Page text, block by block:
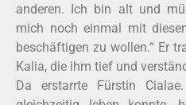
anderen. Ich bin alt und
mich noch einmal mit
beschäftigen zu wollen.“ Er
Kalia, die ihm tief und
Da erstarrte Fürstin